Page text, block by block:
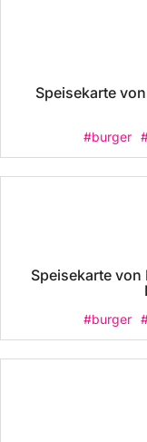
Speisekarte
#burger
Speisekarte von
#burger